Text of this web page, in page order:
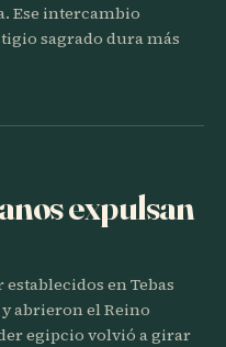
Ese intercambio
sagrado dura más
expulsan
en Tebas
abrieron el Reino
egipcio volvió a girar